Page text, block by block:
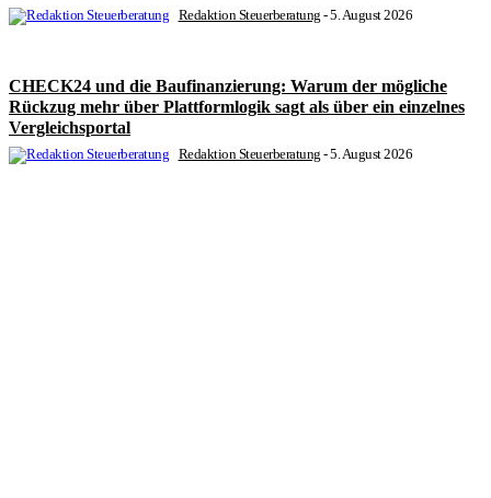
Redaktion Steuerberatung -5. August 2026
CHECK24 und die Baufinanzierung: Warum der mögliche
Rückzug mehr über Plattformlogik sagt als über ein einzelnes
Vergleichsportal
Redaktion Steuerberatung -5. August 2026